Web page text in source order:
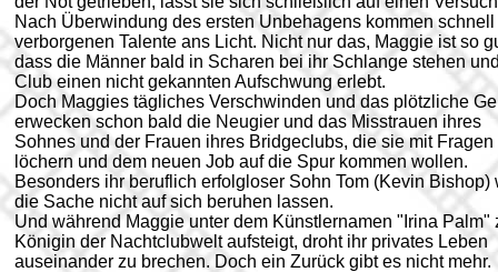
Nach Überwindung des ersten Unbehagens kommen
verborgenen Talente ans Licht. Nicht nur das, Maggie ist so
dass die Männer bald in Scharen bei ihr Schlange stehen
Club einen nicht gekannten Aufschwung erlebt.
Doch Maggies tägliches Verschwinden und das plötzliche
erwecken schon bald die Neugier und das Misstrauen ihres
Sohnes und der Frauen ihres Bridgeclubs, die sie mit Fragen
löchern und dem neuen Job auf die Spur kommen wollen.
Besonders ihr beruflich erfolgloser Sohn Tom (Kevin Bishop)
die Sache nicht auf sich beruhen lassen.
Und während Maggie unter dem Künstlernamen "Irina Palm"
Königin der Nachtclubwelt aufsteigt, droht ihr privates Leben
auseinander zu brechen. Doch ein Zurück gibt es nicht mehr.